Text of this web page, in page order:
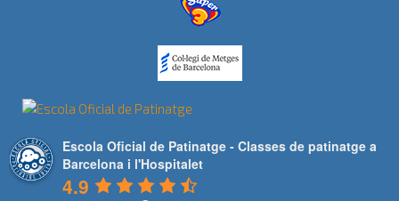
Escola Oficial de Patinatge - Classes de patinatge a
Barcelona i l'Hospitalet
4.9